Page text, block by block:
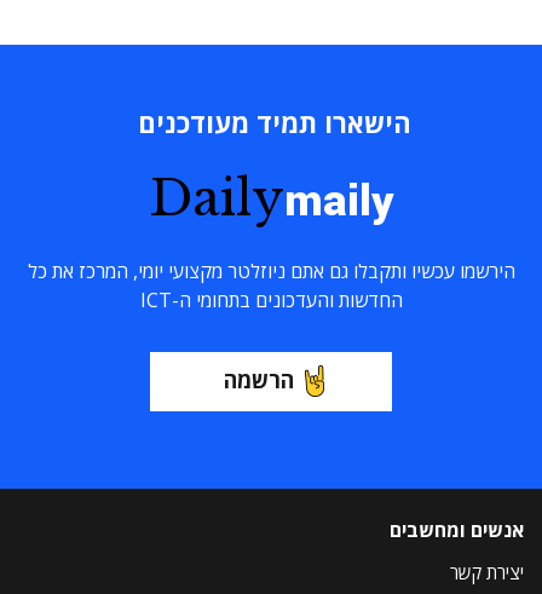
הישארו תמיד מעודכנים
Dailymaily
הירשמו עכשיו ותקבלו גם אתם ניוזלטר מקצועי יומי, המרכז את כל
החדשות והעדכונים בתחומי ה-ICT
הרשמה
אנשים ומחשבים
יצירת קשר